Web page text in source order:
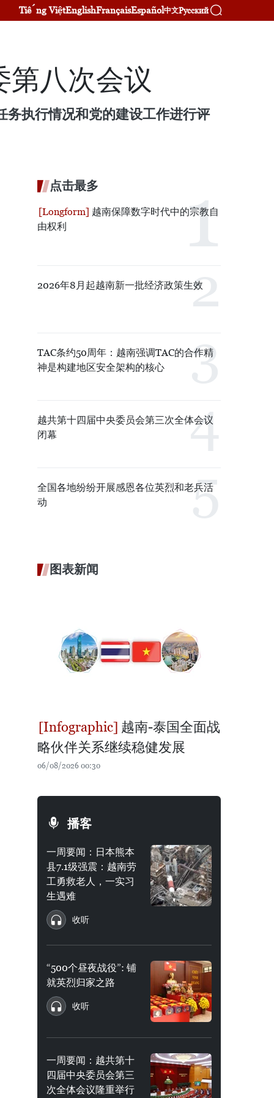
Tiếng ViệtEnglishFrançaisEspañol中文Русский
八次会议
务执行情况和党的建设工作进行评
点击最多
越南保障数字时代中的宗教自
由权利
2026年8月起越南新一批经济政策生效
TAC条约50周年：越南强调TAC的合作精
神是构建地区安全架构的核心
越共第十四届中央委员会第三次全体会议
闭幕
全国各地纷纷开展感恩各位英烈和老兵活
动
图表新闻
越南-泰国全面战
略伙伴关系继续稳健发展
06/08/2026 00:30
播客
一周要闻：日本熊本
县7.1级强震：越南劳
工勇救老人，一实习
生遇难
收听
“500个昼夜战役”: 铺
就英烈归家之路
收听
一周要闻：越共第十
四届中央委员会第三
次全体会议隆重举行